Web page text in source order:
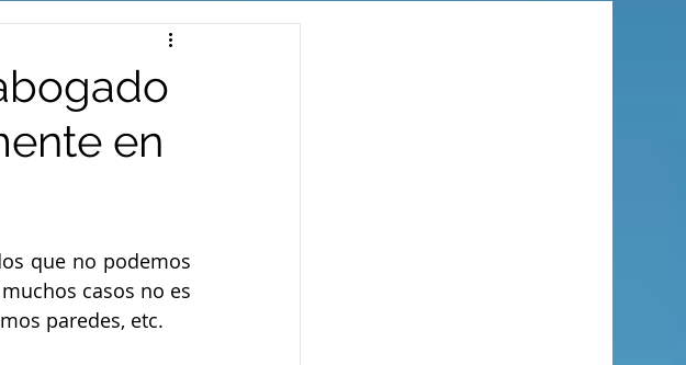
en
que no podemos
casos no es
paredes, etc.